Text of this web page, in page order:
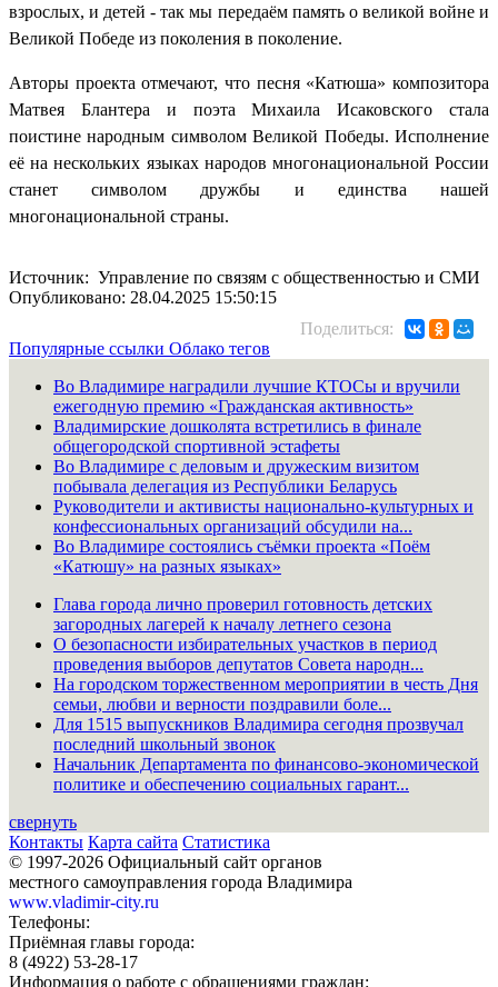
взрослых, и детей - так мы передаём память о великой войне и
Великой Победе из поколения в поколение.
Авторы проекта отмечают, что песня «Катюша» композитора
Матвея Блантера и поэта Михаила Исаковского стала
поистине народным символом Великой Победы. Исполнение
её на нескольких языках народов многонациональной России
станет символом дружбы и единства нашей
многонациональной страны.
Источник: Управление по связям с общественностью и СМИ
Опубликовано: 28.04.2025 15:50:15
Поделиться:
Популярные ссылки Облако тегов
Во Владимире наградили лучшие КТОСы и вручили
ежегодную премию «Гражданская активность»
Владимирские дошколята встретились в финале
общегородской спортивной эстафеты
Во Владимире с деловым и дружеским визитом
побывала делегация из Республики Беларусь
Руководители и активисты национально-культурных и
конфессиональных организаций обсудили на...
Во Владимире состоялись съёмки проекта «Поём
«Катюшу» на разных языках»
Глава города лично проверил готовность детских
загородных лагерей к началу летнего сезона
О безопасности избирательных участков в период
проведения выборов депутатов Совета народн...
На городском торжественном мероприятии в честь Дня
семьи, любви и верности поздравили боле...
Для 1515 выпускников Владимира сегодня прозвучал
последний школьный звонок
Начальник Департамента по финансово-экономической
политике и обеспечению социальных гарант...
свернуть
Контакты Карта сайта Статистика
© 1997-2026 Официальный сайт органов
местного самоуправления города Владимира
www.vladimir-city.ru
Телефоны:
Приёмная главы города:
8 (4922) 53-28-17
Информация о работе с обращениями граждан: